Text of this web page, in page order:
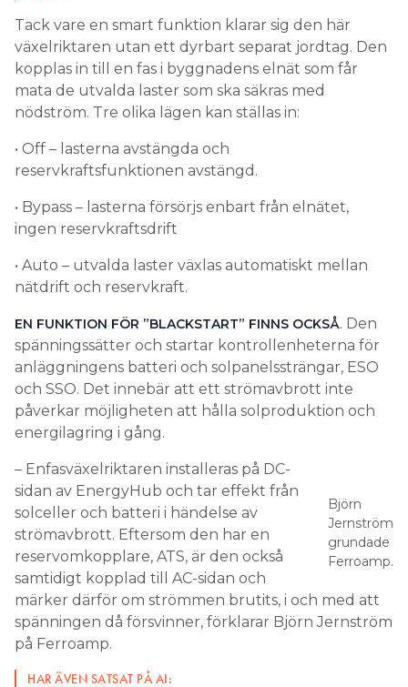
Tack vare en smart funktion klarar sig den här
växelriktaren utan ett dyrbart separat jordtag. Den
kopplas in till en fas i byggnadens elnät som får
mata de utvalda laster som ska säkras med
nödström. Tre olika lägen kan ställas in:
• Off – lasterna avstängda och
reservkraftsfunktionen avstängd.
• Bypass – lasterna försörjs enbart från elnätet,
ingen reservkraftsdrift
• Auto – utvalda laster växlas automatiskt mellan
nätdrift och reservkraft.
EN FUNKTION FÖR ”BLACKSTART” FINNS OCKSÅ. Den
spänningssätter och startar kontrollenheterna för
anläggningens batteri och solpanelssträngar, ESO
och SSO. Det innebär att ett strömavbrott inte
påverkar möjligheten att hålla solproduktion och
energilagring i gång.
Björn
Jernström
grundade
Ferroamp.
– Enfasväxelriktaren installeras på DC-
sidan av EnergyHub och tar effekt från
solceller och batteri i händelse av
strömavbrott. Eftersom den har en
reservomkopplare, ATS, är den också
samtidigt kopplad till AC-sidan och
märker därför om strömmen brutits, i och med att
spänningen då försvinner, förklarar Björn Jernström
på Ferroamp.
HAR ÄVEN SATSAT PÅ AI: